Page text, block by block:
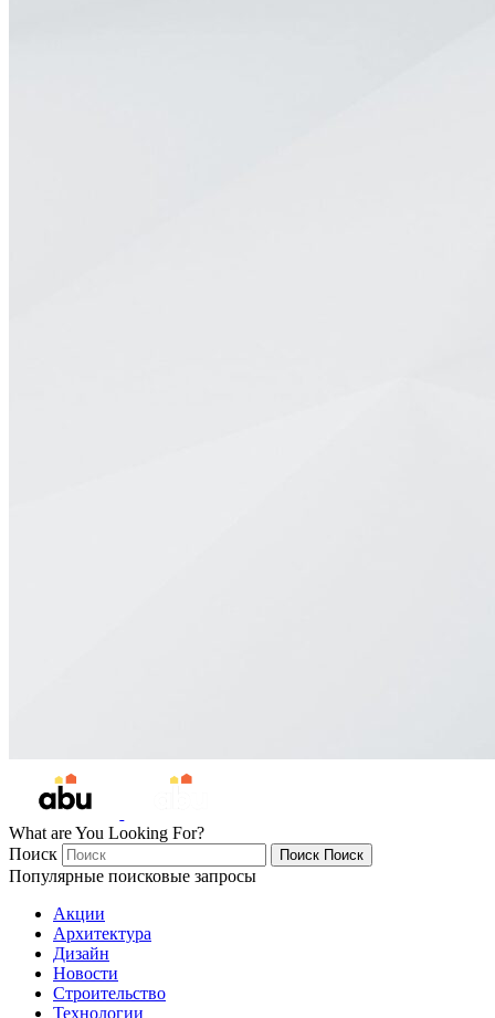
What are You Looking For?
Поиск
Поиск Поиск
Популярные поисковые запросы
Акции
Архитектура
Дизайн
Новости
Строительство
Технологии